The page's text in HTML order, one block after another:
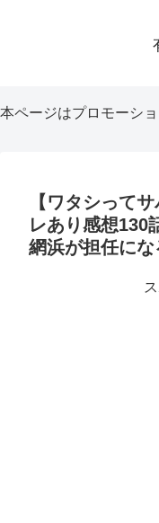
本ページはプロモーシ
【ワタシって
レあり感想130
網浜が担任にな